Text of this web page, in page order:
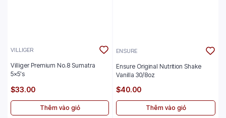
VILLIGER
Villiger Premium No.8 Sumatra
5x5's
$33.00
Thêm vào giỏ
ENSURE
Ensure Original Nutrition Shake
Vanilla 30/8oz
$40.00
Thêm vào giỏ